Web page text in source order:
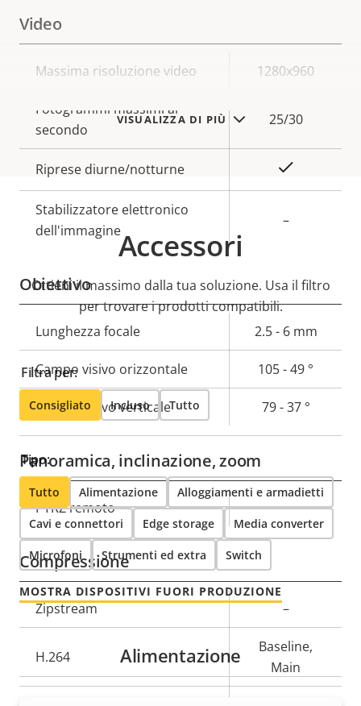
VISUALIZZA DI PIÙ
Video
Descrizione
proprietà
Valore
proprietà
Massima risoluzione video 1280x960
Fotogrammi massimi al
secondo
25/30
Riprese diurne/notturne
Stabilizzatore elettronico
dell'immagine
–
Obiettivo
Descrizione
della
proprietà
della
proprietà
Lunghezza focale 2.5 - 6 mm
Campo visivo orizzontale 105 - 49 °
Campo visivo verticale 79 - 37 °
Panoramica, inclinazione, zoom
Descrizione
della
proprietà
Valore
della
proprietà
PTRZ remoto –
Compressione
Descrizione
della
proprietà
Valore
della
proprietà
Zipstream –
H.264
Baseline,
Main
Accessori
Ottieni il massimo dalla tua soluzione. Usa il filtro
per trovare i prodotti compatibili.
Filtra per:
Consigliato Incluso Tutto
Tipo:
Tutto Alimentazione Alloggiamenti e armadietti
Cavi e connettori Edge storage Media converter
Microfoni Strumenti ed extra Switch
MOSTRA DISPOSITIVI FUORI PRODUZIONE
Alimentazione